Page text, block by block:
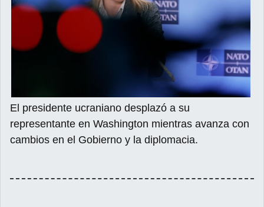
El presidente ucraniano desplazó a su
representante en Washington mientras avanza con
cambios en el Gobierno y la diplomacia.